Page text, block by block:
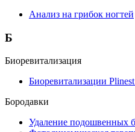
Анализ на грибок ногтей
Б
Биоревитализация
Биоревитализации
Бородавки
Удаление подошвенных